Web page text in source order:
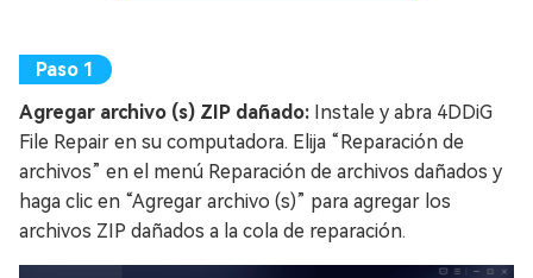
Agregar archivo (s) ZIP dañado: Instale y abra 4DDiG
File Repair en su computadora. Elija “Reparación de
archivos” en el menú Reparación de archivos dañados y
haga clic en “Agregar archivo (s)” para agregar los
archivos ZIP dañados a la cola de reparación.